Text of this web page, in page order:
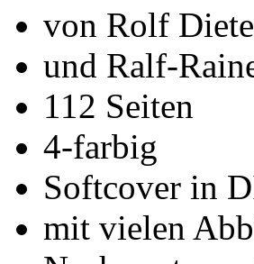
von Rolf
und Ralf-
112 Seiten
4-farbig
Softcover in
mit vielen